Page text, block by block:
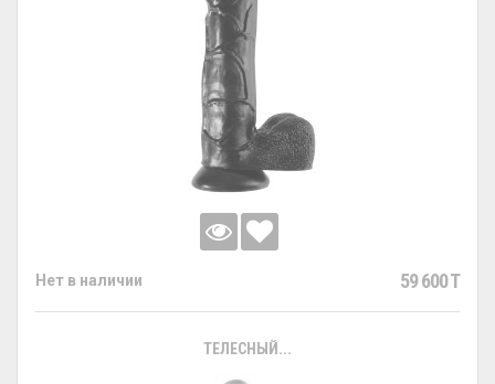
Нет в наличии 59 600 T
ТЕЛЕСНЫЙ...